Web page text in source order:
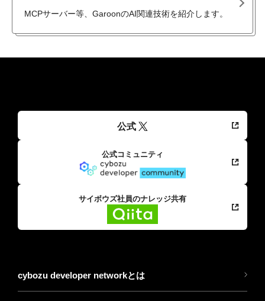
MCPサーバー等、GaroonのAI関連技術を紹介します。
公式
公式コミュニティ
サイボウズ社員のナレッジ共有
cybozu developer networkとは